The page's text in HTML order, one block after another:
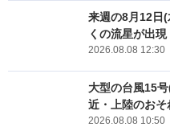
来週の8月12日
くの流星が出現
2026.08.08 12:30
大型の台風15
近・上陸のおそ
2026.08.08 10:50